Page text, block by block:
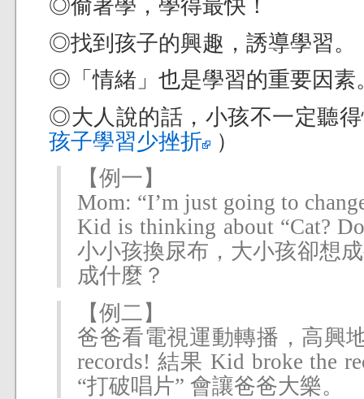
◎偷著學，學得最快！
◎找到孩子的興趣，誘導學習。
◎「情緒」也是學習的重要因素
◎大人說的話，小孩不一定聽
孩子學習少挫折
）
【例一】
Mom: “I’m just going to
Kid is thinking about “Cat?
小小孩換尿布，大小孩卻想
成什麼？
【例二】
爸爸看電視運動轉播，高興
records! 結果 Kid broke the
“打破唱片” 會讓爸爸大樂。